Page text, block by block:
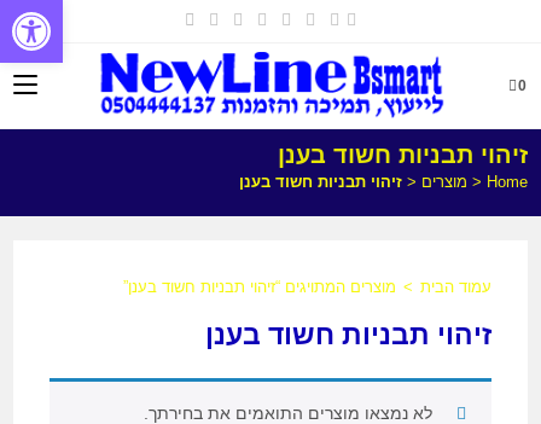
0
זיהוי תבניות חשוד בענן
Home
< מוצרים <זיהוי תבניות חשוד בענן
עמוד הבית > מוצרים המתויגים “זיהוי תבניות חשוד בענן”
זיהוי תבניות חשוד בענן
לא נמצאו מוצרים התואמים את בחירתך.